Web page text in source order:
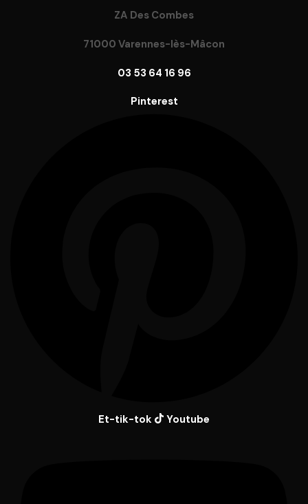
ZA Des Combes
71000 Varennes-lès-Mâcon
03 53 64 16 96
Pinterest
Et-tik-tok Youtube